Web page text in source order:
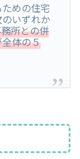
めの住宅
いずれか
所との併
体の５